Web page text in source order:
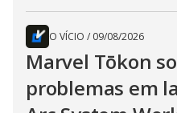
O VÍCIO / 09/08/2026
Marvel Tōkon
problemas em